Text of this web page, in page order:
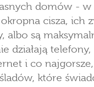
domów - w
cisza, ich
albo są
działają telefony,
i co
które